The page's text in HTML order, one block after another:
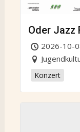
Oder Jazz
2026-10-
Konzert